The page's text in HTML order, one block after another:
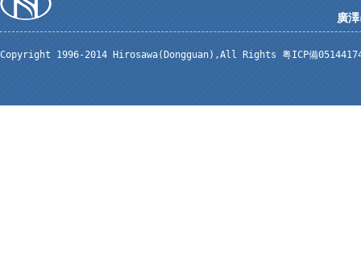
廣
Copyright 1996-2014 Hirosawa(Dongguan),All Rights 粤ICP備